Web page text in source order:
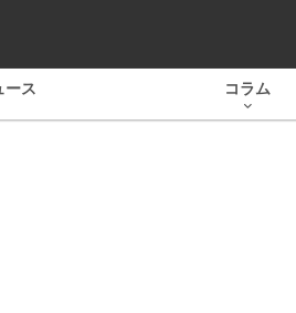
ース コラム